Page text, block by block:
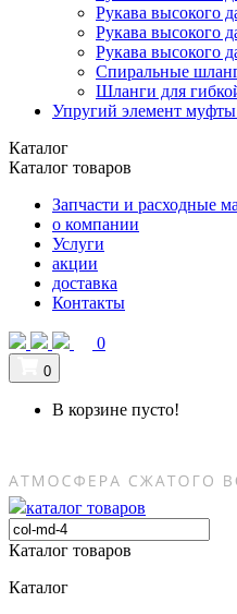
Рукава высокого
Рукава высокого
Рукава высокого
Спиральные
Шланги для
Упругий элемент муфты
Каталог
Каталог товаров
Запчасти и расходные
о компании
Услуги
акции
доставка
Контакты
0
0
В корзине пусто!
каталог товаров
Каталог товаров
Каталог